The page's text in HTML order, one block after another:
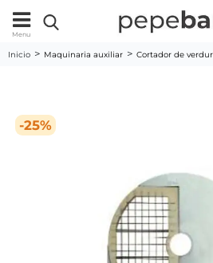
Menu
Inicio Maquinaria auxiliar Cortador de
-25%